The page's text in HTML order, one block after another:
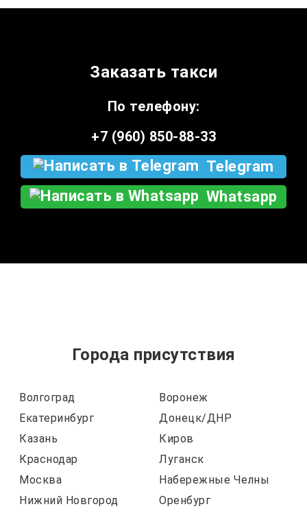
Заказать такси
По телефону:
+7 (960) 850-88-33
Telegram
Whatsapp
Города присутствия
Волгоград
Воронеж
Екатеринбург
Донецк/ДНР
Казань
Киров
Краснодар
Луганск
Москва
Набережные Челны
Нижний Новгород
Оренбург